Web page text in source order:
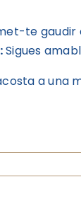
te gaudir
Sigues
a una